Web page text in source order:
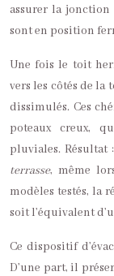
assurer la
sont en position
Une fois le toit
vers les côtés de la
dissimulés. Ces
poteaux creux,
pluviales. Résultat :
terrasse, même
modèles testés, la
soit l’équivalent
Ce dispositif
D’une part, il